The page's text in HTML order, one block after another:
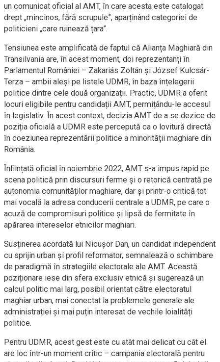
un comunicat oficial al AMT, în care acesta este catalogat
drept „mincinos, fără scrupule”, aparținând categoriei de
politicieni „care ruinează țara”.
Tensiunea este amplificată de faptul că Alianța Maghiară din
Transilvania are, în acest moment, doi reprezentanți în
Parlamentul României – Zakariás Zoltán și József Kulcsár-
Terza – ambii aleși pe listele UDMR, în baza înțelegerii
politice dintre cele două organizații. Practic, UDMR a oferit
locuri eligibile pentru candidații AMT, permițându-le accesul
în legislativ. În acest context, decizia AMT de a se dezice de
poziția oficială a UDMR este percepută ca o lovitură directă
în coeziunea reprezentării politice a minorității maghiare din
România.
Înființată oficial în noiembrie 2022, AMT s-a impus rapid pe
scena politică prin discursuri ferme și o retorică centrată pe
autonomia comunităților maghiare, dar și printr-o critică tot
mai vocală la adresa conducerii centrale a UDMR, pe care o
acuză de compromisuri politice și lipsă de fermitate în
apărarea intereselor etnicilor maghiari.
Susținerea acordată lui Nicușor Dan, un candidat independent
cu sprijin urban și profil reformator, semnalează o schimbare
de paradigmă în strategiile electorale ale AMT. Această
poziționare iese din sfera exclusiv etnică și sugerează un
calcul politic mai larg, posibil orientat către electoratul
maghiar urban, mai conectat la problemele generale ale
administrației și mai puțin interesat de vechile loialități
politice.
Pentru UDMR, acest gest este cu atât mai delicat cu cât el
are loc într-un moment critic – campania electorală pentru